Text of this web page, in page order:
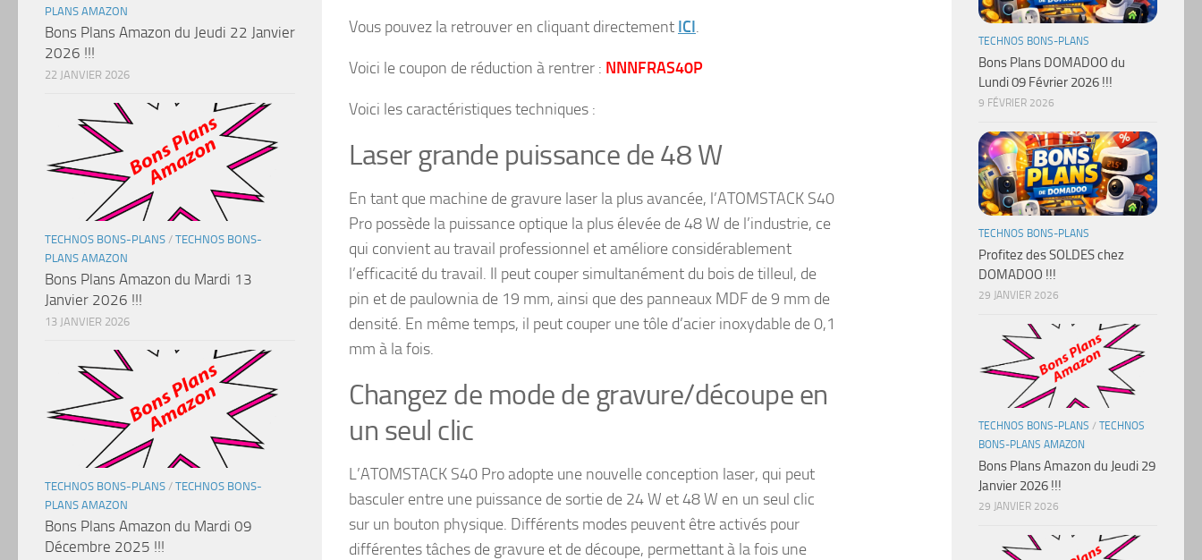
Vous pouvez la retrouver en cliquant directement ICI.
Voici le coupon de réduction à rentrer : NNNFRAS40P
Voici les caractéristiques techniques :
Laser grande puissance de 48 W
En tant que machine de gravure laser la plus avancée, l’ATOMSTACK S40
Pro possède la puissance optique la plus élevée de 48 W de l’industrie, ce
qui convient au travail professionnel et améliore considérablement
l’efficacité du travail. Il peut couper simultanément du bois de tilleul, de
pin et de paulownia de 19 mm, ainsi que des panneaux MDF de 9 mm de
densité. En même temps, il peut couper une tôle d’acier inoxydable de 0,1
mm à la fois.
Changez de mode de gravure/découpe en
un seul clic
L’ATOMSTACK S40 Pro adopte une nouvelle conception laser, qui peut
basculer entre une puissance de sortie de 24 W et 48 W en un seul clic
sur un bouton physique. Différents modes peuvent être activés pour
différentes tâches de gravure et de découpe, permettant à la fois une
PLANS AMAZON
Bons Plans Amazon du Jeudi 22 Janvier
2026 !!!
22 JANVIER 2026
TECHNOS BONS-PLANS / TECHNOS BONS-
PLANS AMAZON
Bons Plans Amazon du Mardi 13
Janvier 2026 !!!
13 JANVIER 2026
TECHNOS BONS-PLANS / TECHNOS BONS-
PLANS AMAZON
Bons Plans Amazon du Mardi 09
Décembre 2025 !!!
TECHNOS BONS-PLANS
Bons Plans DOMADOO du
Lundi 09 Février 2026 !!!
9 FÉVRIER 2026
TECHNOS BONS-PLANS
Profitez des SOLDES chez
DOMADOO !!!
29 JANVIER 2026
TECHNOS BONS-PLANS / TECHNOS
BONS-PLANS AMAZON
Bons Plans Amazon du Jeudi 29
Janvier 2026 !!!
29 JANVIER 2026